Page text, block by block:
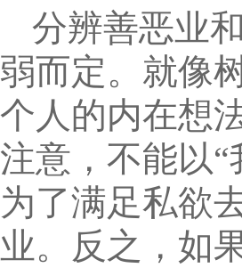
分辨善恶业
弱而定。就像
个人的内在想
注意，不能以
为了满足私欲
业。反之，如